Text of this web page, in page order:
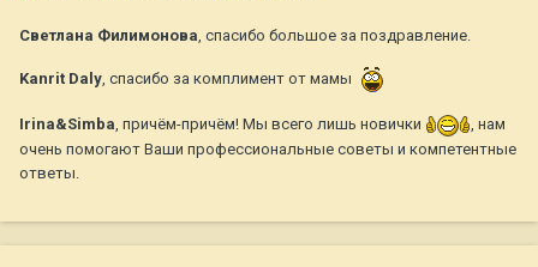
Светлана Филимонова, спасибо большое за поздравление.
Kanrit Daly, спасибо за комплимент от мамы
Irina&Simba, причём-причём! Мы всего лишь новички
, нам
очень помогают Ваши профессиональные советы и компетентные
ответы.